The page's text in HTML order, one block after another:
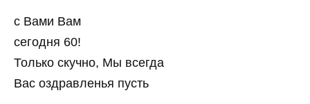
с Вами Вам
сегодня 60!
Только скучно, Мы всегда
Вас оздравленья пусть